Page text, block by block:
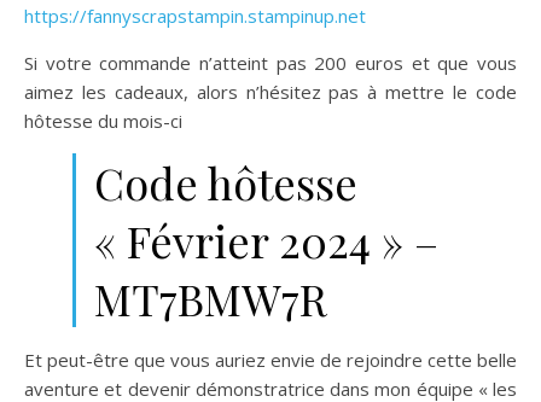
https://fannyscrapstampin.stampinup.net
Si votre commande n’atteint pas 200 euros et que vous
aimez les cadeaux, alors n’hésitez pas à mettre le code
hôtesse du mois-ci
Code hôtesse
« Février 2024 » –
MT7BMW7R
Et peut-être que vous auriez envie de rejoindre cette belle
aventure et devenir démonstratrice dans mon équipe « les